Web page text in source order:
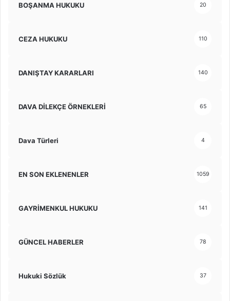
BOŞANMA HUKUKU 20
CEZA HUKUKU 110
DANIŞTAY KARARLARI 140
DAVA DİLEKÇE ÖRNEKLERİ 65
Dava Türleri 4
EN SON EKLENENLER 1059
GAYRİMENKUL HUKUKU 141
GÜNCEL HABERLER 78
Hukuki Sözlük 37